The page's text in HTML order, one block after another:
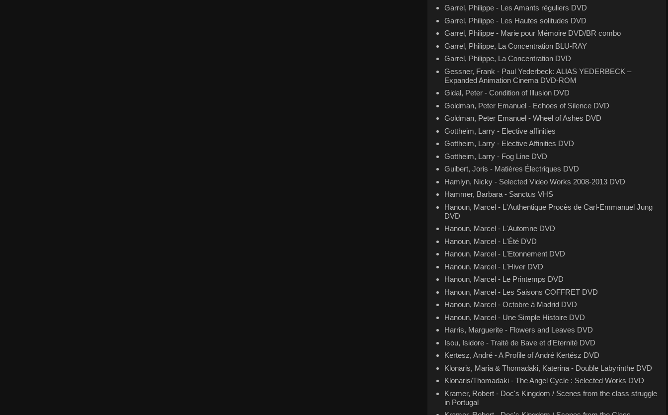
Garrel, Philippe - Les Amants réguliers DVD
Garrel, Philippe - Les Hautes solitudes DVD
Garrel, Philippe - Marie pour Mémoire DVD/BR combo
Garrel, Philippe, La Concentration BLU-RAY
Garrel, Philippe, La Concentration DVD
Gessner, Frank - Paul Yederbeck: ALIAS YEDERBECK –
Expanded Animation Cinema DVD-ROM
Gidal, Peter - Condition of Illusion DVD
Goldman, Peter Emanuel - Echoes of Silence DVD
Goldman, Peter Emanuel - Wheel of Ashes DVD
Gottheim, Larry - Elective affinities
Gottheim, Larry - Elective Affinities DVD
Gottheim, Larry - Fog Line DVD
Guibert, Joris - Matières Électriques DVD
Hamlyn, Nicky - Selected Video Works 2008-2013 DVD
Hammer, Barbara - Sanctus VHS
Hanoun, Marcel - L'Authentique Procès de Carl-Emmanuel Jung
DVD
Hanoun, Marcel - L'Automne DVD
Hanoun, Marcel - L'Été DVD
Hanoun, Marcel - L'Etonnement DVD
Hanoun, Marcel - L'Hiver DVD
Hanoun, Marcel - Le Printemps DVD
Hanoun, Marcel - Les Saisons COFFRET DVD
Hanoun, Marcel - Octobre à Madrid DVD
Hanoun, Marcel - Une Simple Histoire DVD
Harris, Marguerite - Flowers and Leaves DVD
Isou, Isidore - Traité de Bave et d'Eternité DVD
Kertesz, André - A Profile of André Kertész DVD
Klonaris, Maria & Thomadaki, Katerina - Double Labyrinthe DVD
Klonaris/Thomadaki - The Angel Cycle : Selected Works DVD
Kramer, Robert - Doc's Kingdom / Scenes from the class struggle
in Portugal